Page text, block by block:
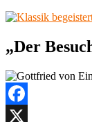
„Der
Facebook